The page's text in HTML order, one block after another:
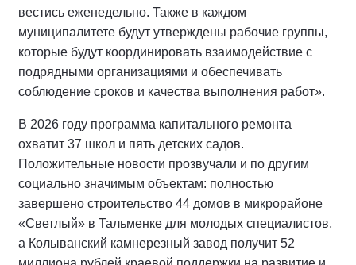
вестись еженедельно. Также в каждом
муниципалитете будут утверждены рабочие группы,
которые будут координировать взаимодействие с
подрядными организациями и обеспечивать
соблюдение сроков и качества выполнения работ».
В 2026 году программа капитального ремонта
охватит 37 школ и пять детских садов.
Положительные новости прозвучали и по другим
социально значимым объектам: полностью
завершено строительство 44 домов в микрорайоне
«Светлый» в Тальменке для молодых специалистов,
а Колыванский камнерезный завод получит 52